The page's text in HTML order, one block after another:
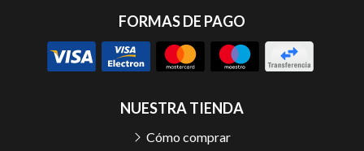
FORMAS DE PAGO
NUESTRA TIENDA
Cómo comprar